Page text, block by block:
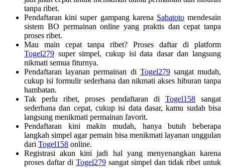
tanpa ribet.
Pendaftaran kini super gampang karena Sabatotomendesain
sistem BO permainan online yang praktis dan cepat tanpa
proses ribet.
Mau main cepat tanpa ribet? Proses daftar di platform
Togel279 super simpel, cukup isi data dasar dan langsung
nikmati semua fiturnya.
Pendaftaran layanan permainan di Togel279sangat mudah,
cukup isi formulir sederhana dan nikmati akses hiburan tanpa
hambatan.
Tak perlu ribet, proses pendaftaran di Togel158sangat
sederhana dan cepat, cukup isi data dasar, kamu sudah bisa
langsung menikmati permainan favorit.
Pendaftaran kini makin mudah, hanya butuh beberapa
langkah simpel agar pemain bisa menikmati layanan unggulan
dari Togel158 online.
Registrasi akun kini jadi hal yang menyenangkan karena
proses daftar di Togel279 sangat simpel dan tidak ribet untuk